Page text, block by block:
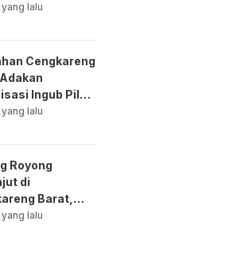
di Bale
lalu
Cengkareng
Ingub Pilah
Kepada PPSU
lalu
Royong
di
Barat,
Airlalu